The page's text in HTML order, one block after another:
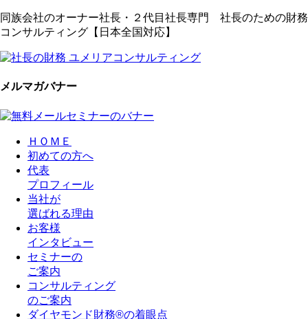
同族会社のオーナー社長・２代目社長専門 社長のための財務
コンサルティング【日本全国対応】
メルマガバナー
ＨＯＭＥ
初めての方へ
代表
プロフィール
当社が
選ばれる理由
お客様
インタビュー
セミナーの
ご案内
コンサルティング
のご案内
ダイヤモンド財務®の着眼点